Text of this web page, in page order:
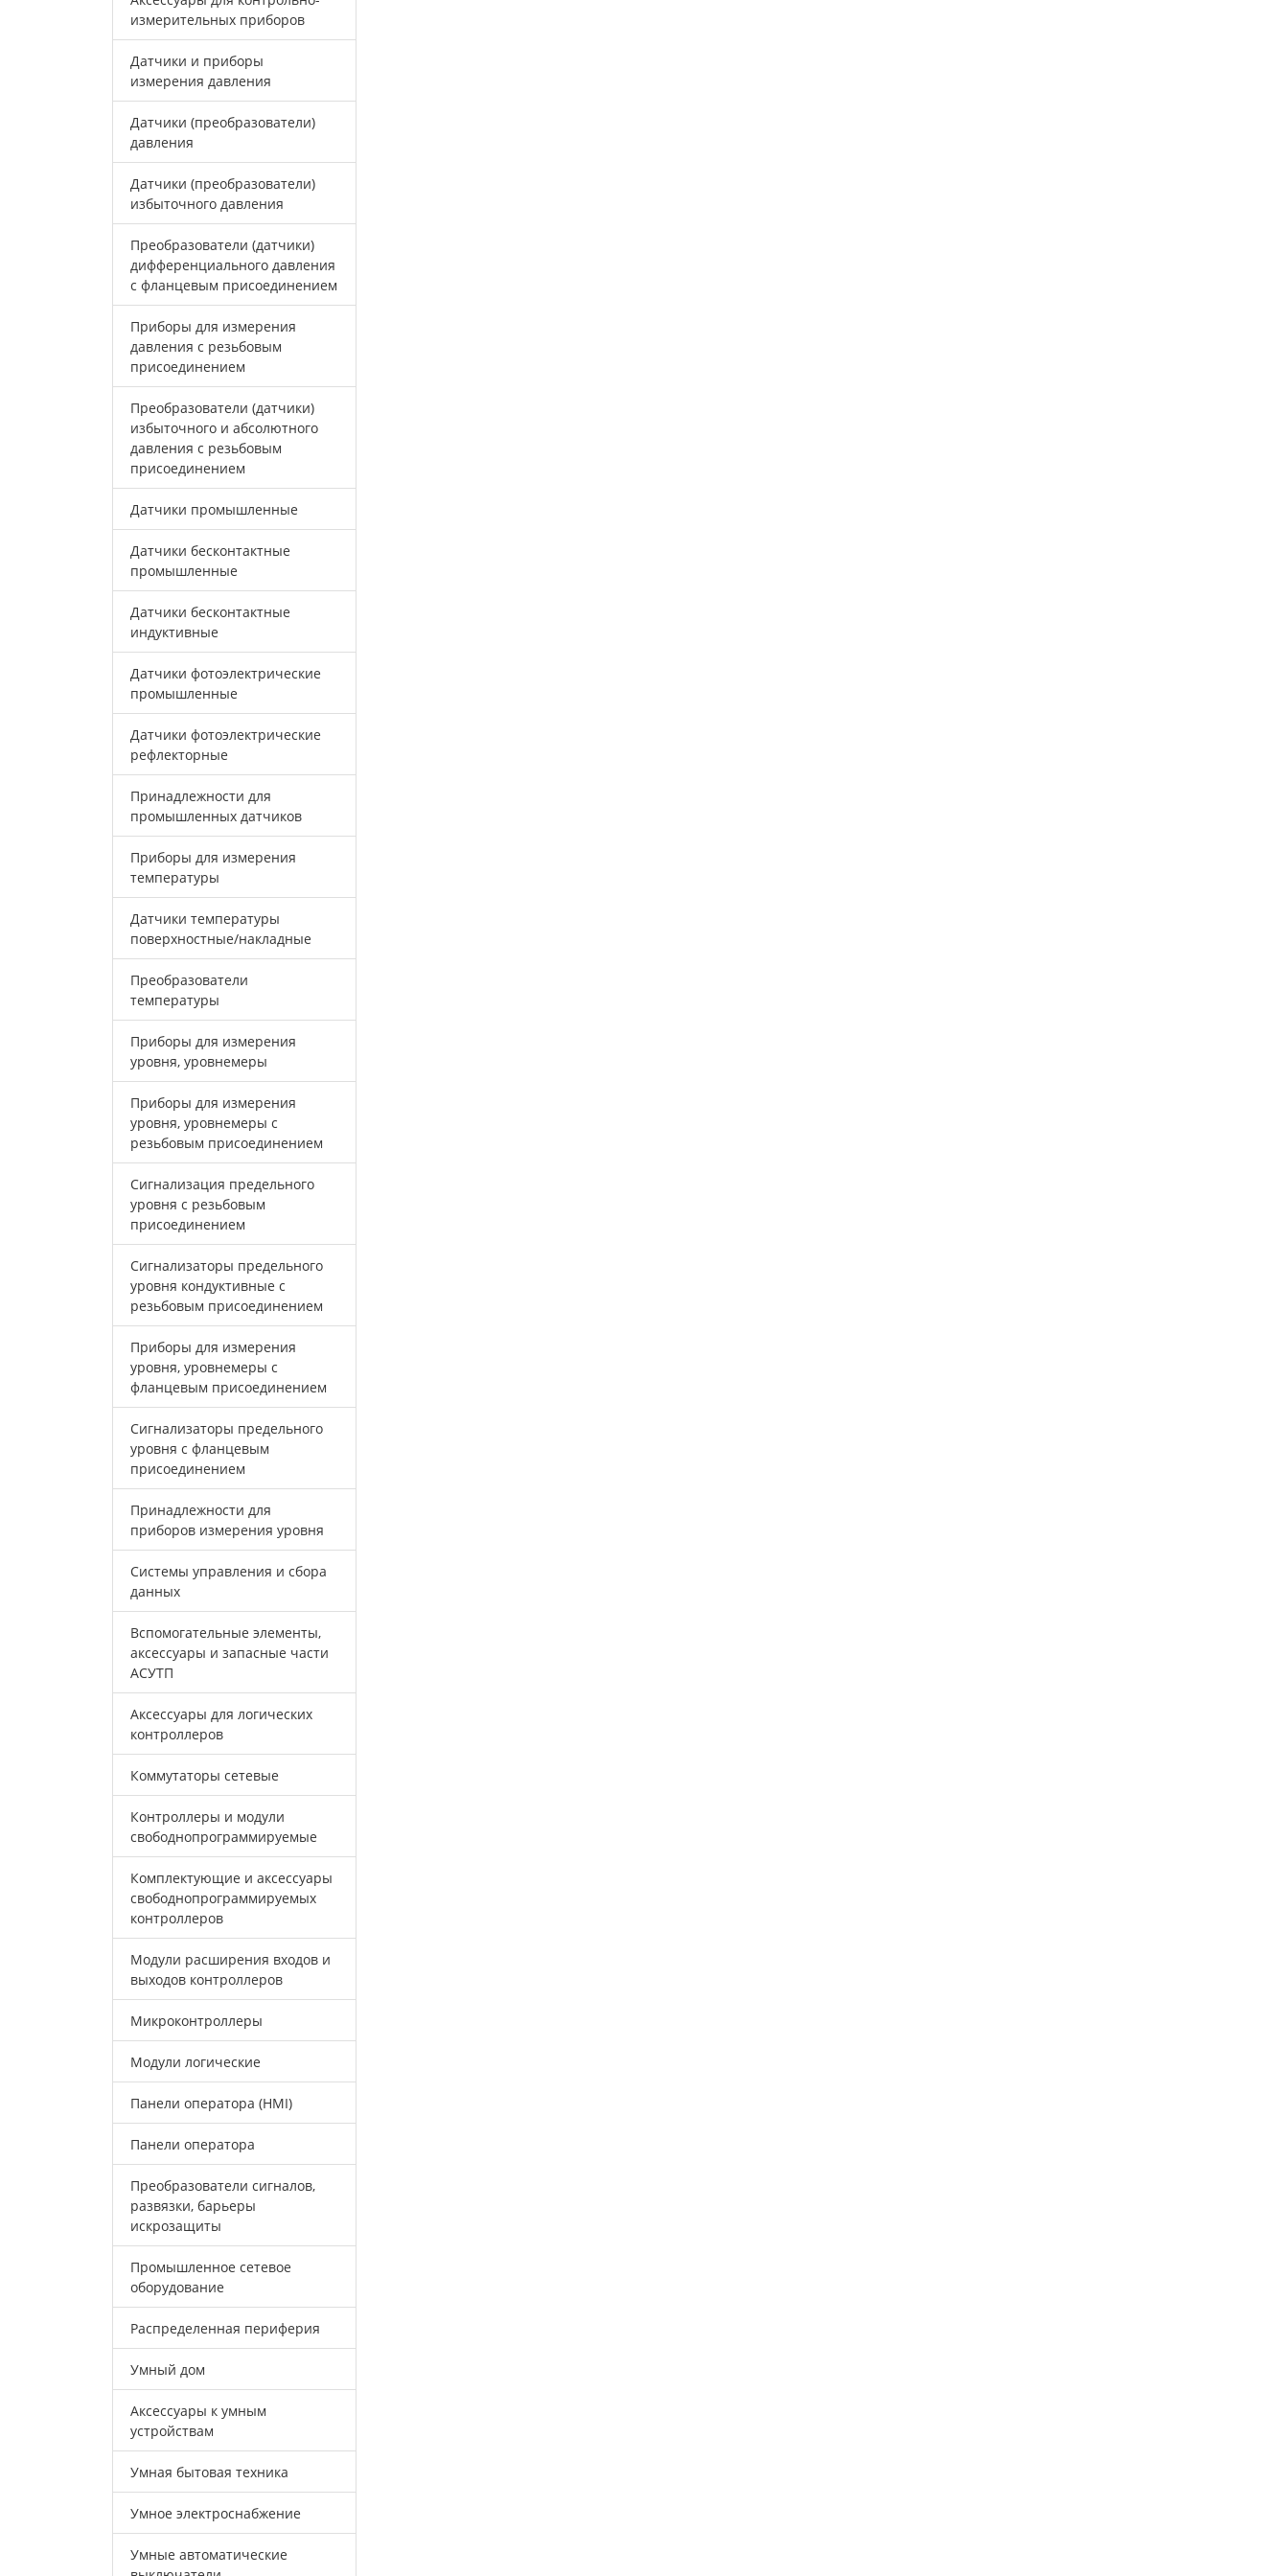
измерительных приборов
Датчики и приборы
измерения давления
Датчики (преобразователи)
давления
Датчики (преобразователи)
избыточного давления
Преобразователи (датчики)
дифференциального давления
с фланцевым присоединением
Приборы для измерения
давления с резьбовым
присоединением
Преобразователи (датчики)
избыточного и абсолютного
давления с резьбовым
присоединением
Датчики промышленные
Датчики бесконтактные
промышленные
Датчики бесконтактные
индуктивные
Датчики фотоэлектрические
промышленные
Датчики фотоэлектрические
рефлекторные
Принадлежности для
промышленных датчиков
Приборы для измерения
температуры
Датчики температуры
поверхностные/накладные
Преобразователи
температуры
Приборы для измерения
уровня, уровнемеры
Приборы для измерения
уровня, уровнемеры с
резьбовым присоединением
Сигнализация предельного
уровня с резьбовым
присоединением
Сигнализаторы предельного
уровня кондуктивные с
резьбовым присоединением
Приборы для измерения
уровня, уровнемеры с
фланцевым присоединением
Сигнализаторы предельного
уровня с фланцевым
присоединением
Принадлежности для
приборов измерения уровня
Системы управления и сбора
данных
Вспомогательные элементы,
аксессуары и запасные части
АСУТП
Аксессуары для логических
контроллеров
Коммутаторы сетевые
Контроллеры и модули
свободнопрограммируемые
Комплектующие и аксессуары
свободнопрограммируемых
контроллеров
Модули расширения входов и
выходов контроллеров
Микроконтроллеры
Модули логические
Панели оператора (HMI)
Панели оператора
Преобразователи сигналов,
развязки, барьеры
искрозащиты
Промышленное сетевое
оборудование
Распределенная периферия
Умный дом
Аксессуары к умным
устройствам
Умная бытовая техника
Умное электроснабжение
Умные автоматические